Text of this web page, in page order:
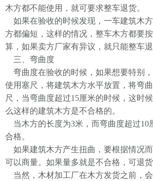
木方都不能使用，就可要求整车退货。
如果在验收的时候发现，一车建筑木
方都偏短，这样的情况，整车木方都要
算，如果卖方厂家有异议，就只能整车退
三、弯曲度
弯曲度在验收的时候，如果想要特别
使用塞尺，将建筑木方水平放置，将弯
尺，当弯曲度超过15厘米的时候，这时
么这样的建筑木方是不合格的。
当木方的长度为3米，而弯曲度超过10
合格。
如果建筑木方产生扭曲，要根据情况
可以商量。如果量多就是不合格，可退货
当然，木材加工厂在木方发货之前，